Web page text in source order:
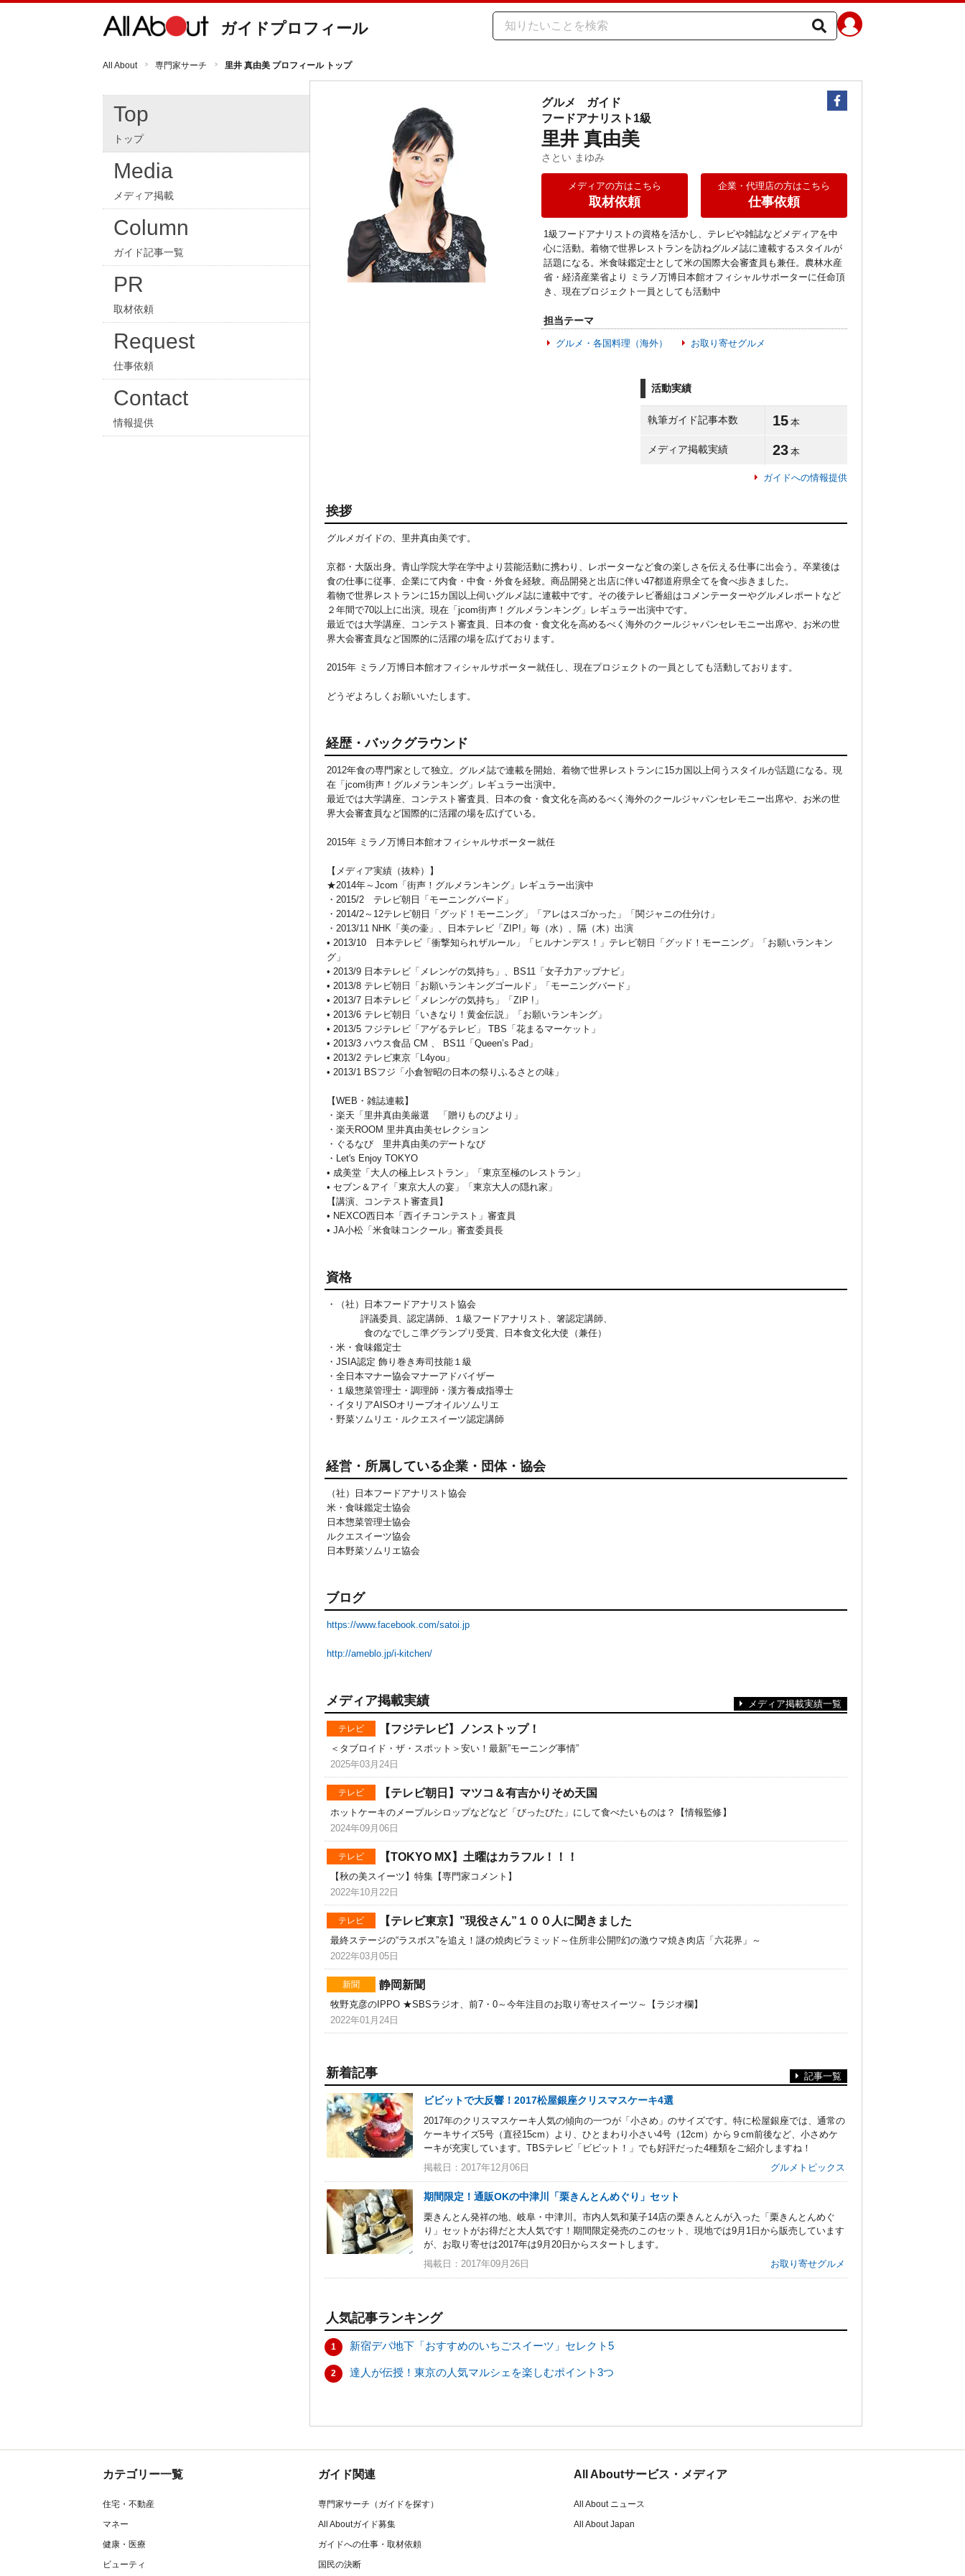
ガイドプロフィール
All About 専門家サーチ 里井 真由美 プロフィール トップ
Top
トップ
Media
メディア掲載
Column
ガイド記事一覧
PR
取材依頼
Request
仕事依頼
Contact
情報提供
グルメ
ガイド
フードアナリスト1級
里井 真由美
さとい まゆみ
メディアの方はこちら
取材依頼
企業・代理店の方はこちら
仕事依頼
1級フードアナリストの資格を活かし、テレビや雑誌などメディアを中
心に活動。着物で世界レストランを訪ねグルメ誌に連載するスタイルが
話題になる。米食味鑑定士として米の国際大会審査員も兼任。農林水産
省・経済産業省より ミラノ万博日本館オフィシャルサポーターに任命頂
き、現在プロジェクト一員としても活動中
担当テーマ
グルメ・各国料理（海外） お取り寄せグルメ
活動実績
執筆ガイド記事本数 15 本
メディア掲載実績 23 本
ガイドへの情報提供
挨拶
グルメガイドの、里井真由美です。
京都・大阪出身。青山学院大学在学中より芸能活動に携わり、レポーターなど食の楽しさを伝える仕事に出会う。卒業後は
食の仕事に従事、企業にて内食・中食・外食を経験。商品開発と出店に伴い47都道府県全てを食べ歩きました。
着物で世界レストランに15カ国以上伺いグルメ誌に連載中です。その後テレビ番組はコメンテーターやグルメレポートなど
２年間で70以上に出演。現在「jcom街声！グルメランキング」レギュラー出演中です。
最近では大学講座、コンテスト審査員、日本の食・食文化を高めるべく海外のクールジャパンセレモニー出席や、お米の世
界大会審査員など国際的に活躍の場を広げております。
2015年 ミラノ万博日本館オフィシャルサポーター就任し、現在プロジェクトの一員としても活動しております。
どうぞよろしくお願いいたします。
経歴・バックグラウンド
2012年食の専門家として独立。グルメ誌で連載を開始、着物で世界レストランに15カ国以上伺うスタイルが話題になる。現
在「jcom街声！グルメランキング」レギュラー出演中。
最近では大学講座、コンテスト審査員、日本の食・食文化を高めるべく海外のクールジャパンセレモニー出席や、お米の世
界大会審査員など国際的に活躍の場を広げている。
2015年 ミラノ万博日本館オフィシャルサポーター就任
【メディア実績（抜粋）】
★2014年～Jcom「街声！グルメランキング」レギュラー出演中
・2015/2 テレビ朝日「モーニングバード」
・2014/2～12テレビ朝日「グッド！モーニング」「アレはスゴかった」「関ジャニの仕分け」
・2013/11 NHK「美の壷」、日本テレビ「ZIP!」毎（水）、隔（木）出演
• 2013/10 日本テレビ「衝撃知られザルール」「ヒルナンデス！」テレビ朝日「グッド！モーニング」「お願いランキン
グ」
• 2013/9 日本テレビ「メレンゲの気持ち」、BS11「女子力アップナビ」
• 2013/8 テレビ朝日「お願いランキングゴールド」「モーニングバード」
• 2013/7 日本テレビ「メレンゲの気持ち」「ZIP !」
• 2013/6 テレビ朝日「いきなり！黄金伝説」「お願いランキング」
• 2013/5 フジテレビ「アゲるテレビ」 TBS「花まるマーケット」
• 2013/3 ハウス食品 CM 、 BS11「Queen’s Pad」
• 2013/2 テレビ東京「L4you」
• 2013/1 BSフジ「小倉智昭の日本の祭りふるさとの味」
【WEB・雑誌連載】
・楽天「里井真由美厳選 「贈りものびより」
・楽天ROOM 里井真由美セレクション
・ぐるなび 里井真由美のデートなび
・Let's Enjoy TOKYO
• 成美堂「大人の極上レストラン」「東京至極のレストラン」
• セブン＆アイ「東京大人の宴」「東京大人の隠れ家」
【講演、コンテスト審査員】
• NEXCO西日本「西イチコンテスト」審査員
• JA小松「米食味コンクール」審査委員長
資格
・（社）日本フードアナリスト協会
評議委員、認定講師、１級フードアナリスト、箸認定講師、
食のなでしこ準グランプリ受賞、日本食文化大使（兼任）
・米・食味鑑定士
・JSIA認定 飾り巻き寿司技能１級
・全日本マナー協会マナーアドバイザー
・１級惣菜管理士・調理師・漢方養成指導士
・イタリアAISOオリーブオイルソムリエ
・野菜ソムリエ・ルクエスイーツ認定講師
経営・所属している企業・団体・協会
（社）日本フードアナリスト協会
米・食味鑑定士協会
日本惣菜管理士協会
ルクエスイーツ協会
日本野菜ソムリエ協会
ブログ
https://www.facebook.com/satoi.jp
http://ameblo.jp/i-kitchen/
メディア掲載実績 メディア掲載実績一覧
テレビ 【フジテレビ】ノンストップ！
＜タブロイド・ザ・スポット＞安い！最新”モーニング事情”
2025年03月24日
テレビ 【テレビ朝日】マツコ＆有吉かりそめ天国
ホットケーキのメープルシロップなどなど「びったびた」にして食べたいものは？【情報監修】
2024年09月06日
テレビ 【TOKYO MX】土曜はカラフル！！！
【秋の美スイーツ】特集【専門家コメント】
2022年10月22日
テレビ 【テレビ東京】”現役さん”１００人に聞きました
最終ステージの“ラスボス”を追え！謎の焼肉ピラミッド～住所非公開⁉幻の激ウマ焼き肉店「六花界」～
2022年03月05日
新聞 静岡新聞
牧野克彦のIPPO ★SBSラジオ、前7・0～今年注目のお取り寄せスイーツ～【ラジオ欄】
2022年01月24日
新着記事 記事一覧
ビビットで大反響！2017松屋銀座クリスマスケーキ4選
2017年のクリスマスケーキ人気の傾向の一つが「小さめ」のサイズです。特に松屋銀座では、通常の
ケーキサイズ5号（直径15cm）より、ひとまわり小さい4号（12cm）から９cm前後など、小さめケ
ーキが充実しています。TBSテレビ「ビビット！」でも好評だった4種類をご紹介しますね！
掲載日：2017年12月06日
グルメトピックス
期間限定！通販OKの中津川「栗きんとんめぐり」セット
栗きんとん発祥の地、岐阜・中津川。市内人気和菓子14店の栗きんとんが入った「栗きんとんめぐ
り」セットがお得だと大人気です！期間限定発売のこのセット、現地では9月1日から販売しています
が、お取り寄せは2017年は9月20日からスタートします。
掲載日：2017年09月26日
お取り寄せグルメ
人気記事ランキング
1 新宿デパ地下「おすすめのいちごスイーツ」セレクト5
2 達人が伝授！東京の人気マルシェを楽しむポイント3つ
カテゴリー一覧
住宅・不動産
マネー
健康・医療
ビューティ
ガイド関連
専門家サーチ（ガイドを探す）
All Aboutガイド募集
ガイドへの仕事・取材依頼
国民の決断
All Aboutサービス・メディア
All About ニュース
All About Japan